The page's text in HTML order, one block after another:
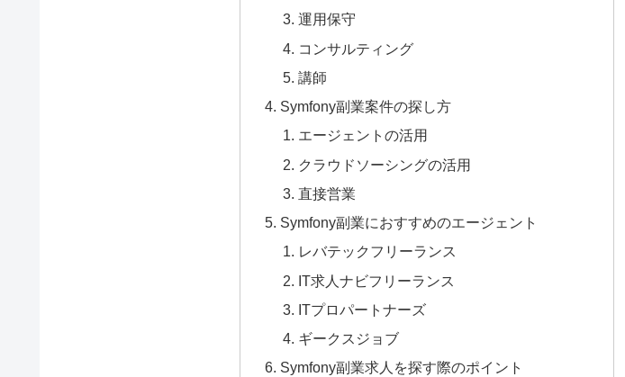
運用保守
コンサルティング
講師
Symfony副業案件の探し方
エージェントの活用
クラウドソーシングの活用
直接営業
Symfony副業におすすめのエージェント
レバテックフリーランス
IT求人ナビフリーランス
ITプロパートナーズ
ギークスジョブ
Symfony副業求人を探す際のポイント